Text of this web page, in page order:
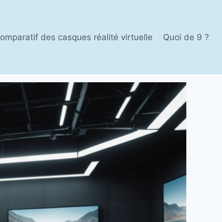
des casques réalité virtuelle Quoi de 9 ?